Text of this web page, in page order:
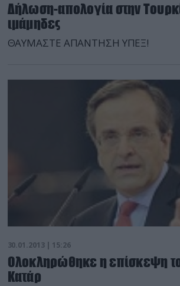
Δήλωση-απολογία στην
ιμάμηδες
ΘΑΥΜΑΣΤΕ ΑΠΑΝΤΗΣΗ ΥΠΕΞ!
30.01.2013 | 15:26
Ολοκληρώθηκε η επίσκεψη
Κατάρ